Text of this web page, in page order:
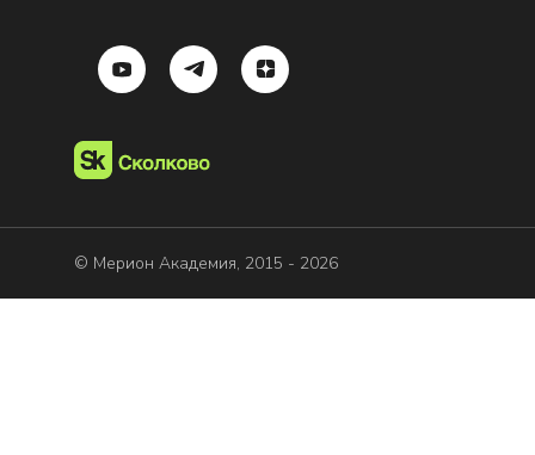
© Мерион Академия, 2015 - 2026